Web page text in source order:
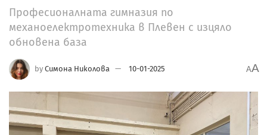
Професионалната гимназия по
механоелектротехника в Плевен с изцяло
обновена база
by Симона Николова 10-01-2025 AA